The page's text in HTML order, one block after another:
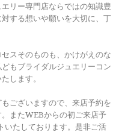
リー専門店ならではの知識豊
する想いや願いを大切に、丁
スそのものも、かけがえのな
もブライダルジュエリーコン
します。
ございますので、来店予約を
またWEBからの初ご来店予
いたしております。是非ご活